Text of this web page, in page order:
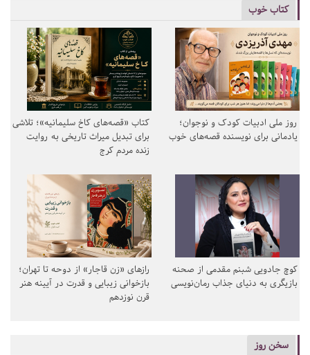
کتاب خوب
روز ملی ادبیات کودک و نوجوان؛
یادمانی برای نویسنده قصه‌های خوب
کتاب «قصه‌های کاخ سلیمانیه»؛ تلاشی
برای تبدیل میراث تاریخی به روایت
زنده مردم کرج
کوچ جادویی شبنم مقدمی از صحنه
بازیگری به دنیای جذاب رمان‌نویسی
رازهای «زن قاجار» از دوحه تا تهران؛
بازخوانی زیبایی و قدرت در آیینه هنر
قرن نوزدهم
سخن روز